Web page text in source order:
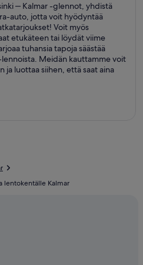
‒ Kalmar -glennot, yhdistä
auto, jotta voit hyödyntää
Voit myös
etukäteen tai löydät viime
tuhansia tapoja säästää
-lennoista. Meidän kauttamme voit
ja luottaa siihen, että saat aina
lentokentälle Kalmar